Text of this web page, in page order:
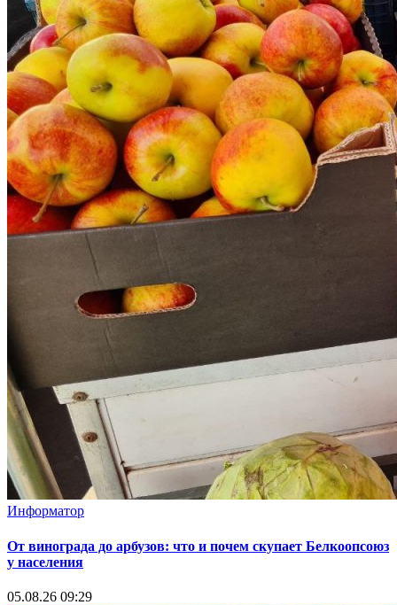
Информатор
От винограда до арбузов: что и почем скупает Белкоопсоюз
у населения
05.08.26 09:29